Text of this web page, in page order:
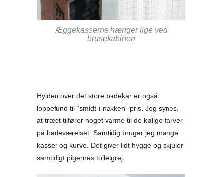
Æggekasserne hænger lige ved
brusekabinen
Hylden over det store badekar er også
loppefund til “smidt-i-nakken” pris. Jeg synes,
at træet tilfører noget varme til de kølige farver
på badeværelset. Samtidig bruger jeg mange
kasser og kurve. Det giver lidt hygge og skjuler
samtidigt pigernes toiletgrej.